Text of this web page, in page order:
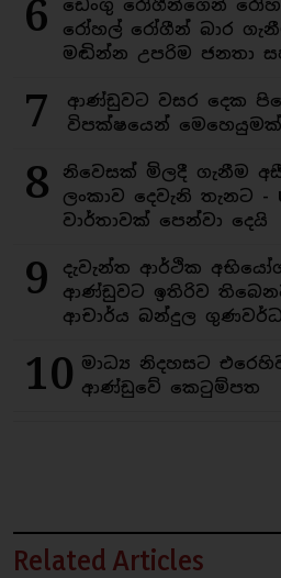
6
ඩෙංගු රෝගීන්ගෙන්
රෝහල් රෝගීන් බාර
මඬින්න උපරිම ජනතා
7
ආණ්ඩුවට වසර දෙක
විපක්ෂයෙන් මෙහෙයුමක්
8
නිවෙසක් මිලදී ගැනීම
ලංකාව දෙවැනි තැනට -
වාර්තාවක් පෙන්වා දෙයි
9
දැවැන්ත ආර්ථික
ආණ්ඩුවට ඉතිරිව
ආචාර්ය බන්දුල
10 මාධ්‍ය නිදහසට
ආණ්ඩුවේ කෙටුම්පත
Related Articles